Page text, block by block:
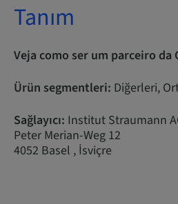
Tanım
Veja como ser um parceiro da
Ürün segmentleri: Diğerleri,
Sağlayıcı: Institut Straumann
Peter Merian-Weg 12
4052 Basel , İsviçre